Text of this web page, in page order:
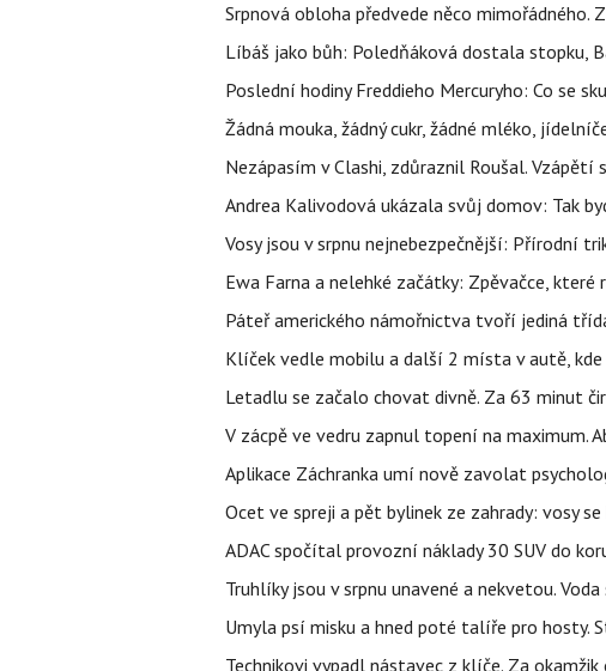
Srpnová obloha předvede něco
Líbáš jako bůh: Poledňáková dostala
Poslední hodiny Freddieho Mercuryho: Co se
Žádná mouka, žádný cukr, žádné mléko,
Nezápasím v Clashi, zdůraznil Roušal. Vzápětí
Andrea Kalivodová ukázala svůj domov: Tak
Vosy jsou v srpnu nejnebezpečnější: Přírodní
Ewa Farna a nelehké začátky: Zpěvačce,
Páteř amerického námořnictva tvoří jediná
Klíček vedle mobilu a další 2 místa v autě,
Letadlu se začalo chovat divně. Za 63 minut
V zácpě ve vedru zapnul topení na maximum.
Aplikace Záchranka umí nově zavolat
Ocet ve spreji a pět bylinek ze zahrady: vosy
ADAC spočítal provozní náklady 30 SUV do
Truhlíky jsou v srpnu unavené a nekvetou.
Umyla psí misku a hned poté talíře pro hosty.
Technikovi vypadl nástavec z klíče. Za